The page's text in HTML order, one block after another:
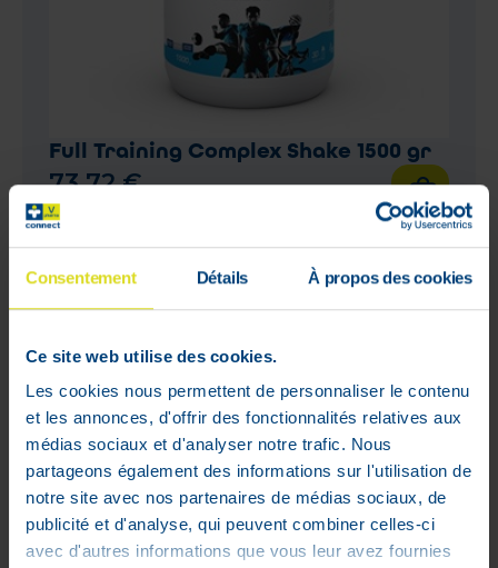
Consentement Détails À propos des cookies
Ce site web utilise des cookies.
Les cookies nous permettent de personnaliser le contenu
et les annonces, d'offrir des fonctionnalités relatives aux
médias sociaux et d'analyser notre trafic. Nous
partageons également des informations sur l'utilisation de
notre site avec nos partenaires de médias sociaux, de
publicité et d'analyse, qui peuvent combiner celles-ci
avec d'autres informations que vous leur avez fournies
Full Training Complex Shake 1500 gr
73,72€
Mon compte
Livraisons
Mon panier
Suivis de commandes